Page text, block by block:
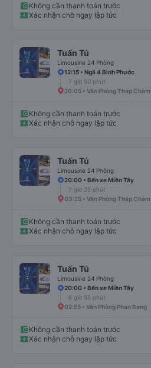
Không cần thanh toán trước
Xác nhận chỗ ngay lập tức
Tuấn Tú
Limousine 24 Phòng
12:15 • Ngã 4 Bình Phước
7 giờ 50 phút
20:05 • Văn Phòng Tháp Chàm
Không cần thanh toán trước
Xác nhận chỗ ngay lập tức
Tuấn Tú
Limousine 24 Phòng
20:00 • Bến xe Miền Tây
7 giờ 25 phút
03:25 • Văn Phòng Tháp Chàm
Không cần thanh toán trước
Xác nhận chỗ ngay lập tức
Tuấn Tú
Limousine 24 Phòng
20:00 • Bến xe Miền Tây
6 giờ 55 phút
02:55 • Văn Phòng Phan Rang
Không cần thanh toán trước
Xác nhận chỗ ngay lập tức